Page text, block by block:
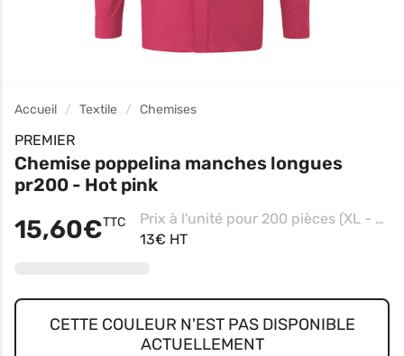
Accueil Textile Chemises
PREMIER
Chemise poppelina manches longues
pr200 - Hot pink
15,60€TTC
Prix à l'unité pour 200 pièces (XL - Royal)
13€ HT
CETTE COULEUR N'EST PAS DISPONIBLE
ACTUELLEMENT